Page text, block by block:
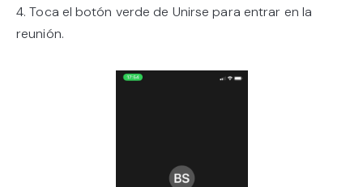
4. Toca el botón verde de Unirse para entrar en la
reunión.